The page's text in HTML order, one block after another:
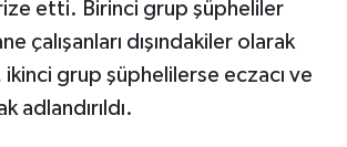
etti. Birinci grup şüpheliler
çalışanları dışındakiler olarak
ikinci grup şüphelilerse eczacı ve
adlandırıldı.